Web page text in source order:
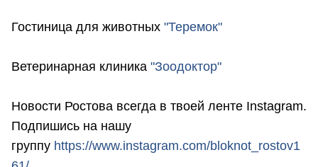
Гостиница для животных "Теремок"
Ветеринарная клиника "Зоодоктор"
Новости Ростова всегда в твоей ленте Instagram.
Подпишись на нашу
группу https://www.instagram.com/bloknot_rostov1